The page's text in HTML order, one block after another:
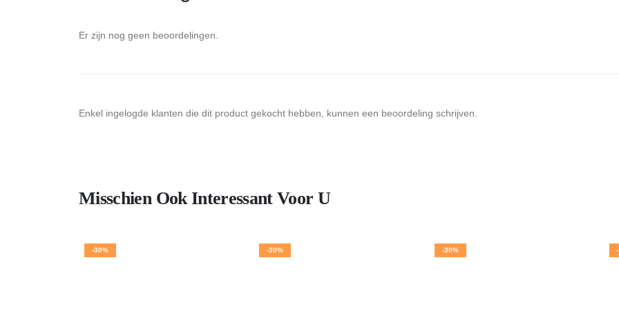
Er zijn nog geen beoordelingen.
Enkel ingelogde klanten die dit product gekocht hebben, kunnen een beoordeling schrijven.
Misschien Ook Interessant Voor U
-30% -30% -30%